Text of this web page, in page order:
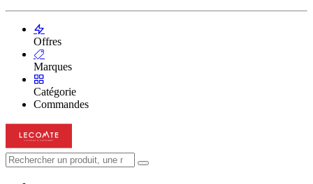
Offres
Marques
Catégorie
Commandes